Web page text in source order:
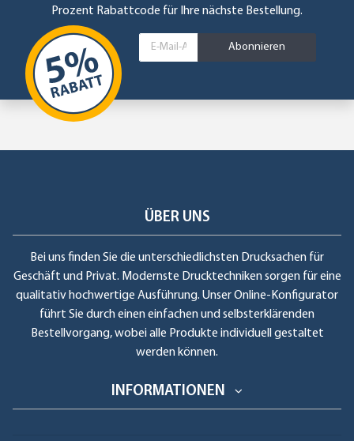
Prozent Rabattcode für Ihre nächste Bestellung.
Abonnieren
ÜBER UNS
Bei uns finden Sie die unterschiedlichsten Drucksachen für
Geschäft und Privat. Modernste Drucktechniken sorgen für eine
qualitativ hochwertige Ausführung. Unser Online-Konfigurator
führt Sie durch einen einfachen und selbsterklärenden
Bestellvorgang, wobei alle Produkte individuell gestaltet
werden können.
INFORMATIONEN